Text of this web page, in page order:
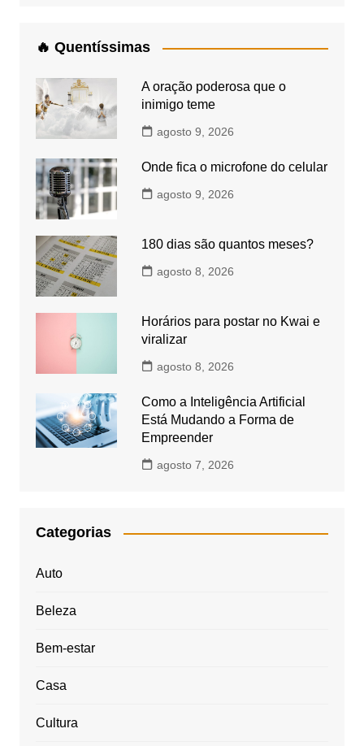
🔥 Quentíssimas
A oração poderosa que o
inimigo teme
agosto 9, 2026
Onde fica o microfone do celular
agosto 9, 2026
180 dias são quantos meses?
agosto 8, 2026
Horários para postar no Kwai e
viralizar
agosto 8, 2026
Como a Inteligência Artificial
Está Mudando a Forma de
Empreender
agosto 7, 2026
Categorias
Auto
Beleza
Bem-estar
Casa
Cultura